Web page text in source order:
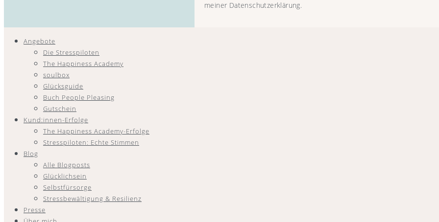
meiner Datenschutzerklärung.
Angebote
Die Stresspiloten
The Happiness Academy
soulbox
Glücksguide
Buch People Pleasing
Gutschein
Kund:innen-Erfolge
The Happiness Academy-Erfolge
Stresspiloten: Echte Stimmen
Blog
Alle Blogposts
Glücklichsein
Selbstfürsorge
Stressbewältigung & Resilienz
Presse